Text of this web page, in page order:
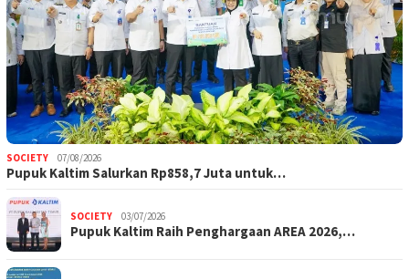
SOCIETY 07/08/2026
Pupuk Kaltim Salurkan Rp858,7 Juta untuk…
SOCIETY 03/07/2026
Pupuk Kaltim Raih Penghargaan AREA 2026,…